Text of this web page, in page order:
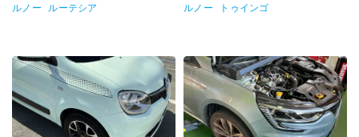
ルノー ルーテシア ルノー トゥインゴ